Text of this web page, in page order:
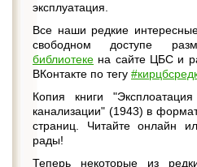
эксплуатация.
Все наши редкие
свободном доступе
библиотеке на сайте ЦБС и
ВКонтакте по тегу
Копия книги
канализации" (1943) в
страниц. Читайте онлайн
рады!
Теперь некоторые из